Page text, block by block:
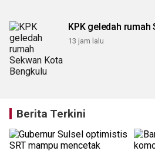
KPK geledah rumah
13 jam lalu
Berita Terkini